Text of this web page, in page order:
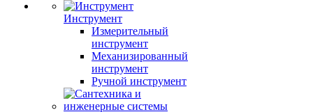
Инструмент
Измерительный
инструмент
Механизированный
инструмент
Ручной инструмент